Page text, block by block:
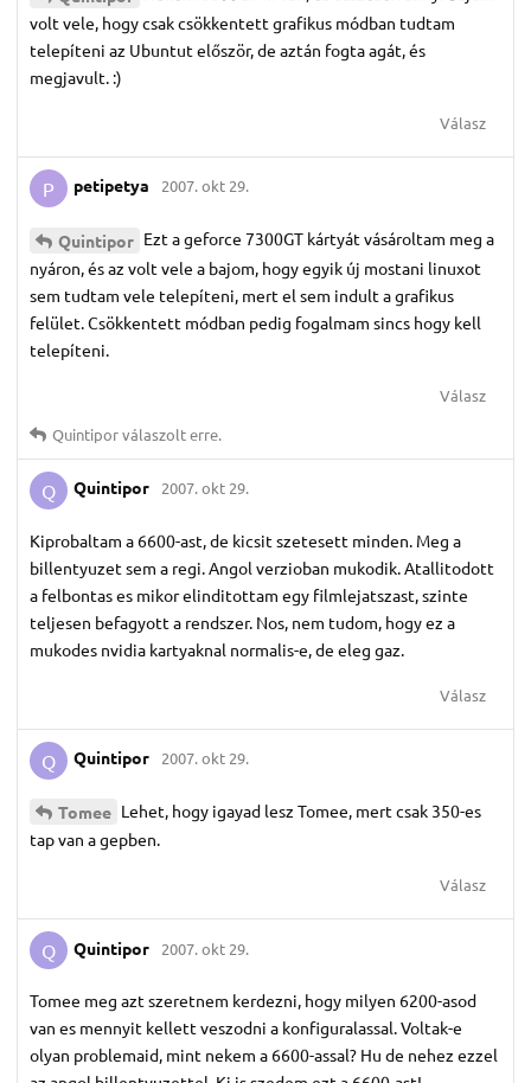
volt vele, hogy csak csökkentett grafikus módban tudtam
telepíteni az Ubuntut először, de aztán fogta agát, és
megjavult. :)
Válasz
P petipetya 2007. okt 29.
Quintipor Ezt a geforce 7300GT kártyát vásároltam meg a
nyáron, és az volt vele a bajom, hogy egyik új mostani linuxot
sem tudtam vele telepíteni, mert el sem indult a grafikus
felület. Csökkentett módban pedig fogalmam sincs hogy kell
telepíteni.
Válasz
Quintiporválaszolt erre.
Q Quintipor 2007. okt 29.
Kiprobaltam a 6600-ast, de kicsit szetesett minden. Meg a
billentyuzet sem a regi. Angol verzioban mukodik. Atallitodott
a felbontas es mikor elinditottam egy filmlejatszast, szinte
teljesen befagyott a rendszer. Nos, nem tudom, hogy ez a
mukodes nvidia kartyaknal normalis-e, de eleg gaz.
Válasz
Q Quintipor 2007. okt 29.
Tomee Lehet, hogy igayad lesz Tomee, mert csak 350-es
tap van a gepben.
Válasz
Q Quintipor 2007. okt 29.
Tomee meg azt szeretnem kerdezni, hogy milyen 6200-asod
van es mennyit kellett veszodni a konfiguralassal. Voltak-e
olyan problemaid, mint nekem a 6600-assal? Hu de nehez ezzel